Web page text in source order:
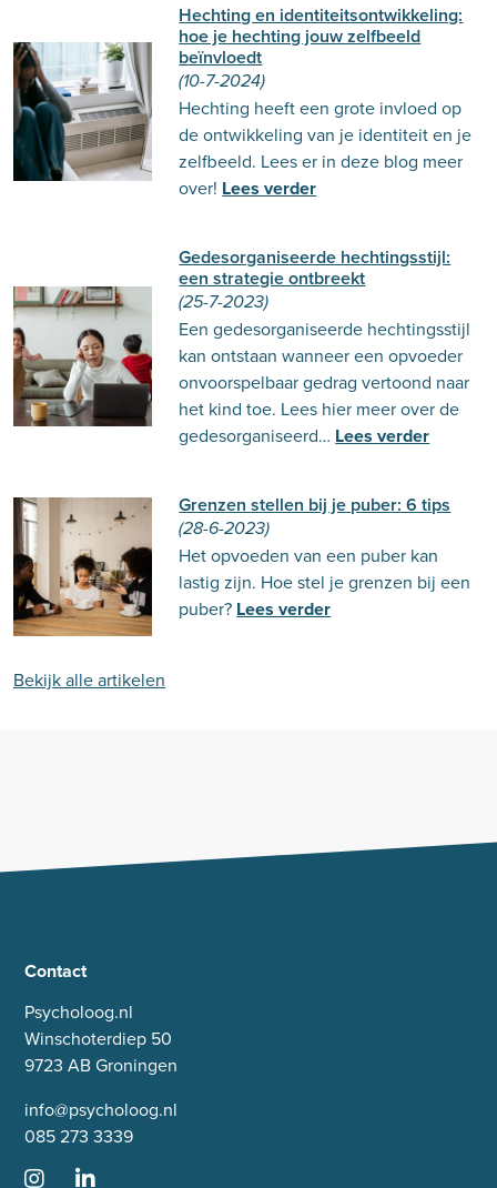
Hechting en identiteitsontwikkeling:
hoe je hechting jouw zelfbeeld
beïnvloedt
(10-7-2024)
Hechting heeft een grote invloed op
de ontwikkeling van je identiteit en je
zelfbeeld. Lees er in deze blog meer
over! Lees verder
Gedesorganiseerde hechtingsstijl:
een strategie ontbreekt
(25-7-2023)
Een gedesorganiseerde hechtingsstijl
kan ontstaan wanneer een opvoeder
onvoorspelbaar gedrag vertoond naar
het kind toe. Lees hier meer over de
gedesorganiseerd… Lees verder
Grenzen stellen bij je puber: 6 tips
(28-6-2023)
Het opvoeden van een puber kan
lastig zijn. Hoe stel je grenzen bij een
puber? Lees verder
Bekijk alle artikelen
Contact
Psycholoog.nl
Winschoterdiep 50
9723 AB Groningen
info@psycholoog.nl
085 273 3339